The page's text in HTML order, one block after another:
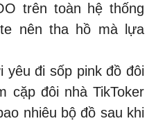
trên toàn hệ thống
nên tha hồ mà lựa
yêu đi sốp pink đồ đôi
cặp đôi nhà TikToker
nhiêu bộ đồ sau khi